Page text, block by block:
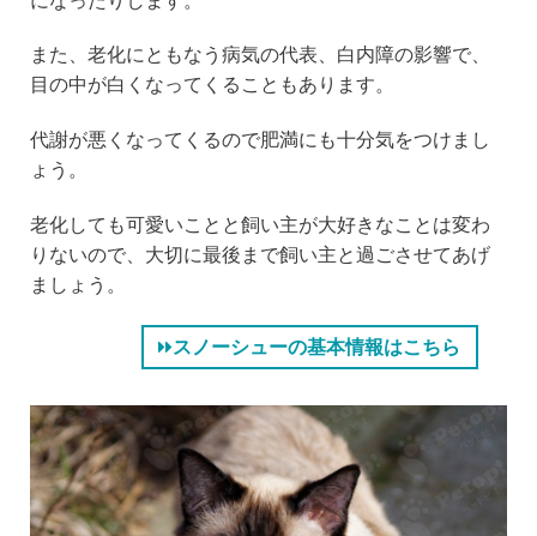
また、老化にともなう病気の代表、白内障の影響で、
目の中が白くなってくることもあります。
代謝が悪くなってくるので肥満にも十分気をつけまし
ょう。
老化しても可愛いことと飼い主が大好きなことは変わ
りないので、大切に最後まで飼い主と過ごさせてあげ
ましょう。
スノーシューの基本情報はこちら